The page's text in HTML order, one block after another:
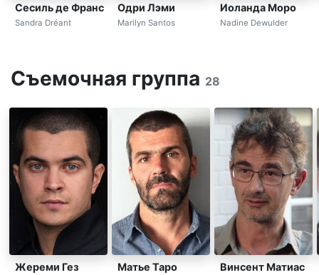
Сесиль де Франс
Sandra Dréant
Одри Лэми
Marilyn Santos
Иоланда Моро
Nadine Dewulder
Съемочная группа 28
Жереми Гез Матье Таро Винсент Матиас